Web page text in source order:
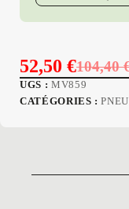
104,40
Le
prix
52,50 €Le
prix
UGS : MV859
CATÉGORIES :